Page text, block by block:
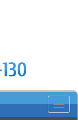
Toggle